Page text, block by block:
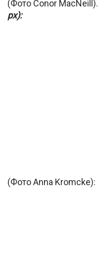
(Фото Conor MacNeill).
px):
(Фото Anna Kromcke):